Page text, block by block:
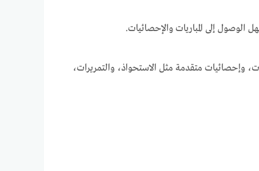
الوصول إلى المباريات والإحصائيات.
وإحصائيات متقدمة مثل الاستحواذ، والتمريرات،